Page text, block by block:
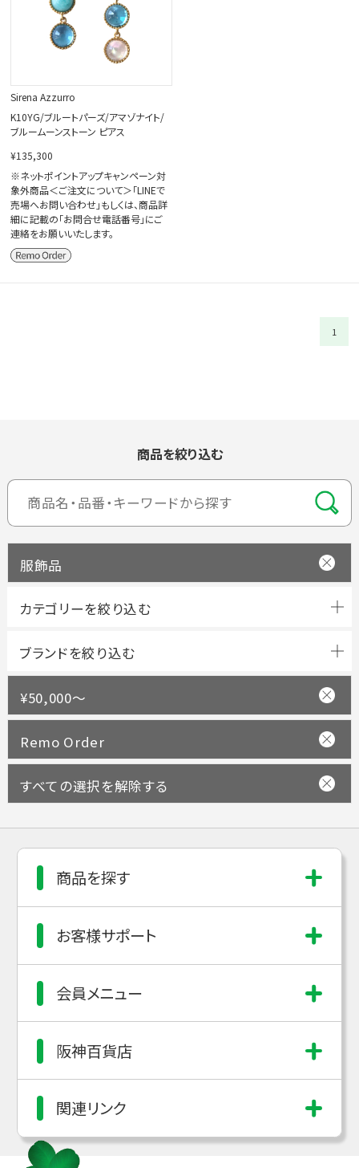
Sirena Azzurro
K10YG/ブルートパーズ/アマゾナイト/
ブルームーンストーン ピアス
¥135,300
※ネットポイントアップキャンペーン対
象外商品＜ご注文について＞「LINEで
売場へお問い合わせ」もしくは、商品詳
細に記載の「お問合せ電話番号」にご
連絡をお願いいたします。
1
商品を絞り込む
服飾品
ブランドを絞り込む
¥50,000～
Remo Order
すべての選択を解除する
商品を探す
お客様サポート
会員メニュー
阪神百貨店
関連リンク